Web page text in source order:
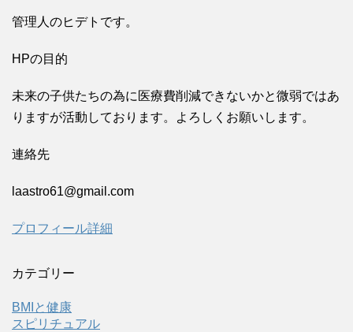
管理人のヒデトです。
HPの目的
未来の子供たちの為に医療費削減できないかと微弱ではあ
りますが活動しております。よろしくお願いします。
連絡先
laastro61@gmail.com
プロフィール詳細
カテゴリー
BMIと健康
スピリチュアル